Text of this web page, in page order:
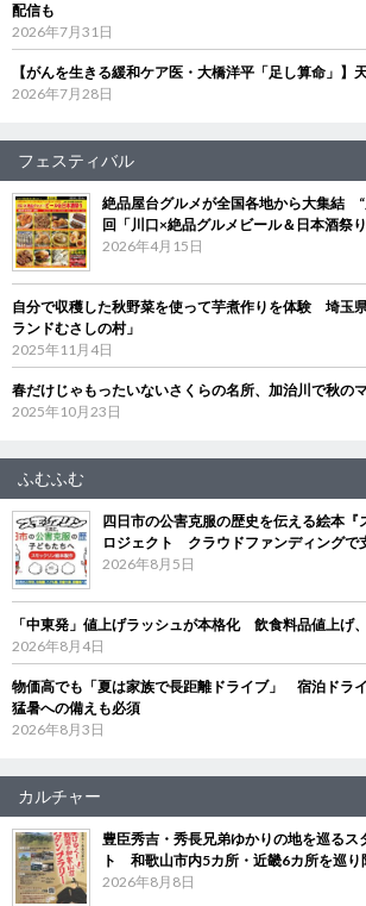
配信も
2026年7月31日
【がんを生きる緩和ケア医・大橋洋平「足し算命」】
2026年7月28日
フェスティバル
絶品屋台グルメが全国各地から大集結
回「川口×絶品グルメビール＆日本酒祭
2026年4月15日
自分で収穫した秋野菜を使って芋煮作りを体験 埼玉
ランドむさしの村」
2025年11月4日
春だけじゃもったいないさくらの名所、加治川で秋の
2025年10月23日
ふむふむ
四日市の公害克服の歴史を伝える絵本『
ロジェクト クラウドファンディングで
2026年8月5日
「中東発」値上げラッシュが本格化 飲食料品値上げ
2026年8月4日
物価高でも「夏は家族で長距離ドライブ」 宿泊ドラ
猛暑への備えも必須
2026年8月3日
カルチャー
豊臣秀吉・秀長兄弟ゆかりの地を巡るス
ト 和歌山市内5カ所・近畿6カ所を巡り
2026年8月8日